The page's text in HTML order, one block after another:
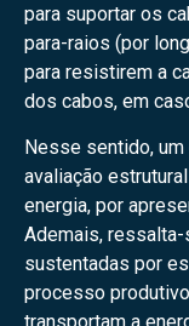
para suportar os
para-raios (por
para resistirem a
dos cabos, em
Nesse sentido,
avaliação
energia, por
Ademais,
sustentadas por
processo